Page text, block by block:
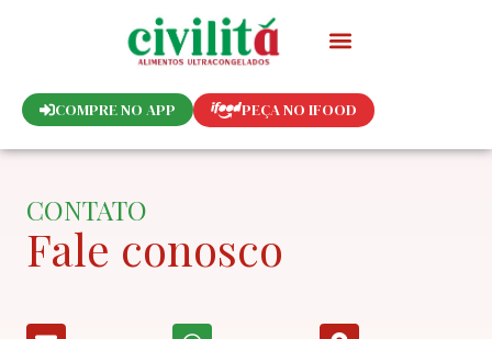
conteúdo
COMPRE NO APP
PEÇA NO IFOOD
CONTATO
Fale conosco